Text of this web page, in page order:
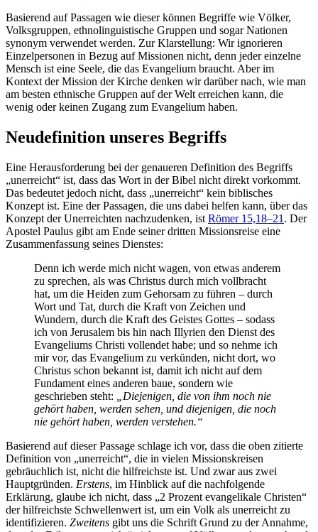
Basierend auf Passagen wie dieser können Begriffe wie Völker,
Volksgruppen, ethnolinguistische Gruppen und sogar Nationen
synonym verwendet werden. Zur Klarstellung: Wir ignorieren
Einzelpersonen in Bezug auf Missionen nicht, denn jeder einzelne
Mensch ist eine Seele, die das Evangelium braucht. Aber im
Kontext der Mission der Kirche denken wir darüber nach, wie man
am besten ethnische Gruppen auf der Welt erreichen kann, die
wenig oder keinen Zugang zum Evangelium haben.
Neudefinition unseres Begriffs
Eine Herausforderung bei der genaueren Definition des Begriffs
„unerreicht“ ist, dass das Wort in der Bibel nicht direkt vorkommt.
Das bedeutet jedoch nicht, dass „unerreicht“ kein biblisches
Konzept ist. Eine der Passagen, die uns dabei helfen kann, über das
Konzept der Unerreichten nachzudenken, ist Römer 15,18–21 . Der
Apostel Paulus gibt am Ende seiner dritten Missionsreise eine
Zusammenfassung seines Dienstes:
Denn ich werde mich nicht wagen, von etwas anderem
zu sprechen, als was Christus durch mich vollbracht
hat, um die Heiden zum Gehorsam zu führen – durch
Wort und Tat, durch die Kraft von Zeichen und
Wundern, durch die Kraft des Geistes Gottes – sodass
ich von Jerusalem bis hin nach Illyrien den Dienst des
Evangeliums Christi vollendet habe; und so nehme ich
mir vor, das Evangelium zu verkünden, nicht dort, wo
Christus schon bekannt ist, damit ich nicht auf dem
Fundament eines anderen baue, sondern wie
geschrieben steht:
„Diejenigen, die von ihm noch nie
gehört haben, werden sehen, und diejenigen, die noch
nie gehört haben, werden verstehen.“
Basierend auf dieser Passage schlage ich vor, dass die oben zitierte
Definition von „unerreicht“, die in vielen Missionskreisen
gebräuchlich ist, nicht die hilfreichste ist. Und zwar aus zwei
Hauptgründen. Erstens, im Hinblick auf die nachfolgende
Erklärung, glaube ich nicht, dass „2 Prozent evangelikale Christen“
der hilfreichste Schwellenwert ist, um ein Volk als unerreicht zu
identifizieren. Zweitens gibt uns die Schrift Grund zu der Annahme,